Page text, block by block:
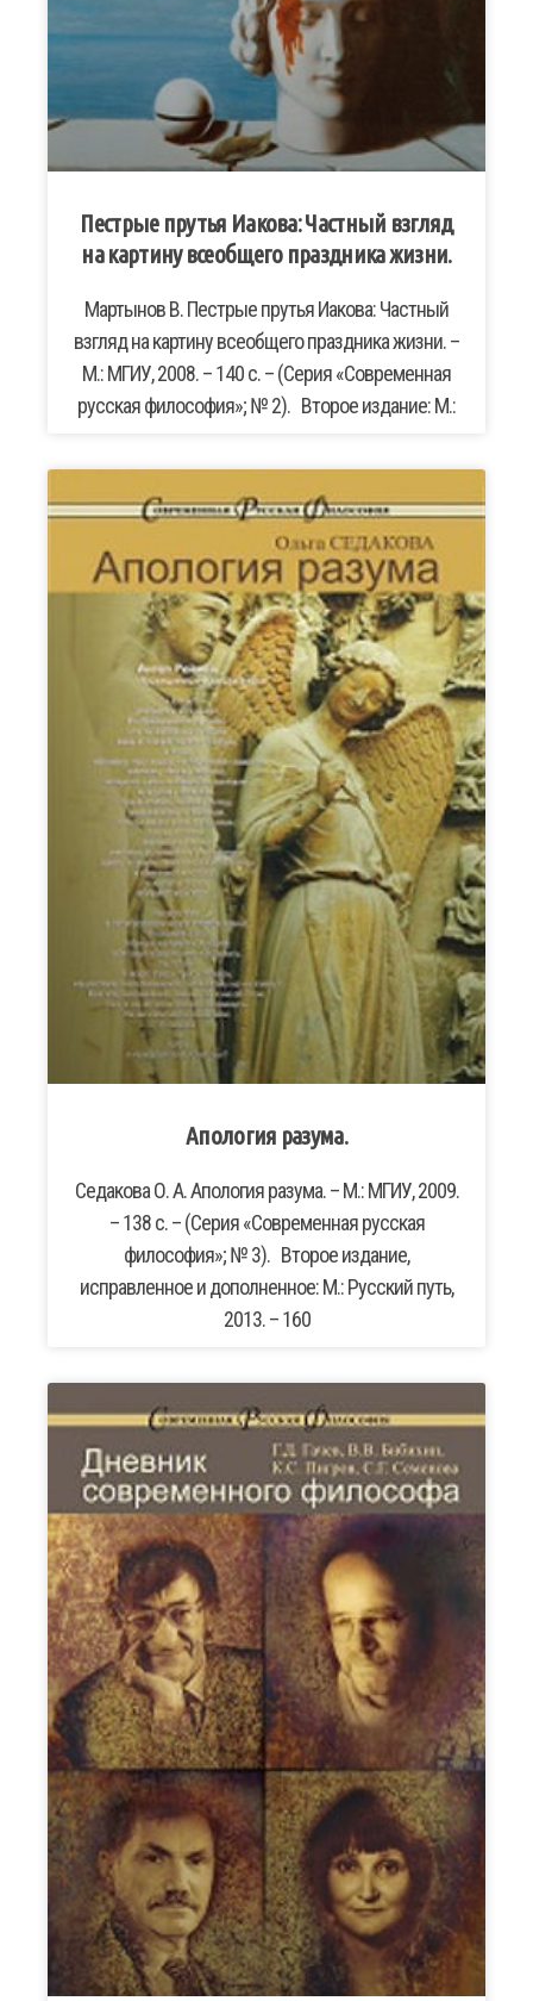
Пестрые прутья Иакова: Частный взгляд
на картину всеобщего праздника жизни.
Мартынов В. Пестрые прутья Иакова: Частный
взгляд на картину всеобщего праздника жизни. –
М.: МГИУ, 2008. – 140 с. – (Серия «Современная
русская философия»; № 2). Второе издание: М.:
Апология разума.
Седакова О. А. Апология разума. – М.: МГИУ, 2009.
– 138 с. – (Серия «Современная русская
философия»; № 3). Второе издание,
исправленное и дополненное: М.: Русский путь,
2013. – 160